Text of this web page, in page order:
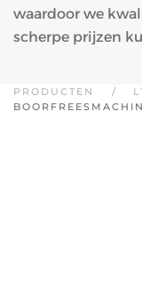
waardoor we
scherpe prijzen
PRODUCTEN